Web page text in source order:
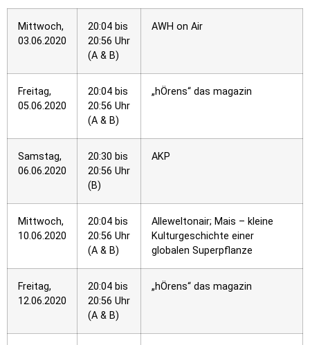
Mittwoch,
03.06.2020
20:04 bis
20:56 Uhr
(A & B)
AWH on Air
Freitag,
05.06.2020
20:04 bis
20:56 Uhr
(A & B)
„hÖrens“ das magazin
Samstag,
06.06.2020
20:30 bis
20:56 Uhr
(B)
AKP
Mittwoch,
10.06.2020
20:04 bis
20:56 Uhr
(A & B)
Alleweltonair; Mais – kleine
Kulturgeschichte einer
globalen Superpflanze
Freitag,
12.06.2020
20:04 bis
20:56 Uhr
(A & B)
„hÖrens“ das magazin